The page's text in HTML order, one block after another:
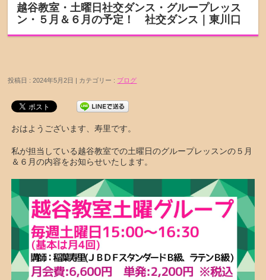
越谷教室・土曜日社交ダンス・グループレッス
ン・５月＆６月の予定！ 社交ダンス｜東川口
投稿日 : 2024年5月2日 | カテゴリー : ブログ
おはようございます、寿里です。
私が担当している越谷教室での土曜日のグループレッスンの５月
＆６月の内容をお知らせいたします。